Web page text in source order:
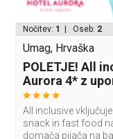
Nočitev: 1 | Oseb: 2
Umag, Hrvaška
POLETJE! All
Aurora 4* z
All inclusive
snack in fast food
domača pijača na